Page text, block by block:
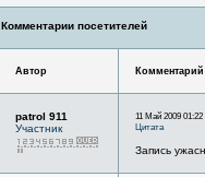
Комментарии посетителей
Автор Комментарий
patrol 911
Участник
11 Май 2009 01:22
Цитата
Запись